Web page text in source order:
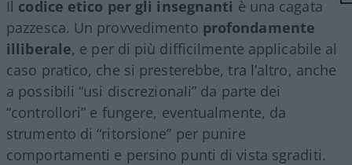
Il codice etico per gli insegnanti è una cagata
pazzesca. Un provvedimento profondamente
illiberale, e per di più difficilmente applicabile al
caso pratico, che si presterebbe, tra l’altro, anche
a possibili “usi discrezionali” da parte dei
“controllori” e fungere, eventualmente, da
strumento di “ritorsione” per punire
comportamenti e persino punti di vista sgraditi.